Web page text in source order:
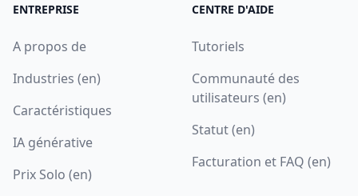
ENTREPRISE
A propos de
Industries (en)
Caractéristiques
IA générative
Prix Solo (en)
CENTRE D'AIDE
Tutoriels
Communauté des
utilisateurs (en)
Statut (en)
Facturation et FAQ (en)